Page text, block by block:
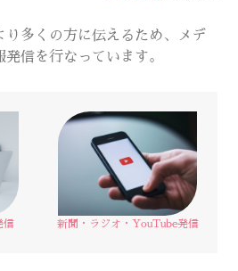
り多くの方に伝えるため、メデ
信を行なっています。
信 新聞・ラジオ・YouTube発信